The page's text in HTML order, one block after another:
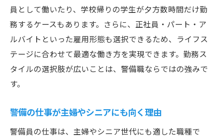
員として働いたり、学校帰りの学生が夕方数時間だけ勤
務するケースもあります。さらに、正社員・パート・ア
ルバイトといった雇用形態も選択できるため、ライフス
テージに合わせて最適な働き方を実現できます。勤務ス
タイルの選択肢が広いことは、警備職ならではの強みで
す。
警備の仕事が主婦やシニアにも向く理由
警備員の仕事は、主婦やシニア世代にも適した職種で